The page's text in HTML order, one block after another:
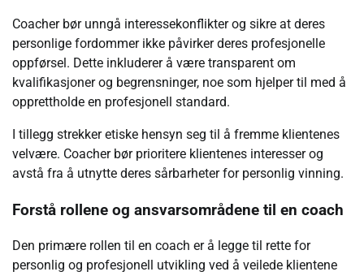
Coacher bør unngå interessekonflikter og sikre at deres
personlige fordommer ikke påvirker deres profesjonelle
oppførsel. Dette inkluderer å være transparent om
kvalifikasjoner og begrensninger, noe som hjelper til med å
opprettholde en profesjonell standard.
I tillegg strekker etiske hensyn seg til å fremme klientenes
velvære. Coacher bør prioritere klientenes interesser og
avstå fra å utnytte deres sårbarheter for personlig vinning.
Forstå rollene og ansvarsområdene til en coach
Den primære rollen til en coach er å legge til rette for
personlig og profesjonell utvikling ved å veilede klientene